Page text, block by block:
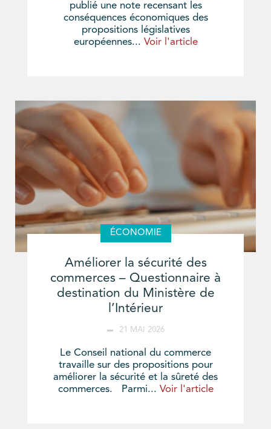
publié une note recensant les
conséquences économiques des
propositions législatives
européennes... Voir l'article
ÉCONOMIE
Améliorer la sécurité des
commerces – Questionnaire à
destination du Ministère de
l’Intérieur
21 MAI 2026
Le Conseil national du commerce
travaille sur des propositions pour
améliorer la sécurité et la sûreté des
commerces. Parmi... Voir l'article